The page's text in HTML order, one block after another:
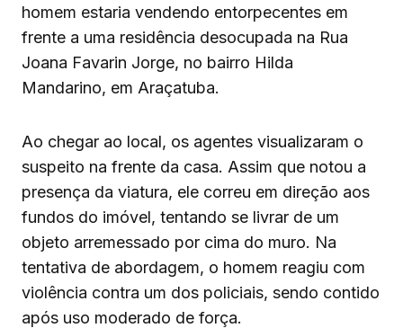
homem estaria vendendo entorpecentes em
frente a uma residência desocupada na Rua
Joana Favarin Jorge, no bairro Hilda
Mandarino, em Araçatuba.
Ao chegar ao local, os agentes visualizaram o
suspeito na frente da casa. Assim que notou a
presença da viatura, ele correu em direção aos
fundos do imóvel, tentando se livrar de um
objeto arremessado por cima do muro. Na
tentativa de abordagem, o homem reagiu com
violência contra um dos policiais, sendo contido
após uso moderado de força.